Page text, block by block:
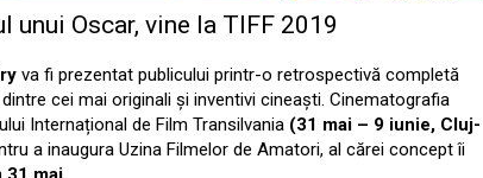
unui Oscar, vine la TIFF 2019
va fi prezentat publicului printr-o retrospectivă completă
cei mai originali și inventivi cineaști. Cinematografia
Internațional de Film Transilvania (31 mai – 9 iunie, Cluj-
a inaugura Uzina Filmelor de Amatori, al cărei concept îi